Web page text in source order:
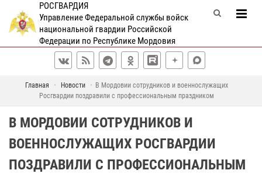
РОСГВАРДИЯ
Управление Федеральной службы войск
национальной гвардии Российской
Федерации по Республике Мордовия
Главная Новости
В Мордовии сотрудников и военнослужащих
Росгвардии поздравили с профессиональным праздником
В МОРДОВИИ СОТРУДНИКОВ И
ВОЕННОСЛУЖАЩИХ РОСГВАРДИИ
ПОЗДРАВИЛИ С ПРОФЕССИОНАЛЬНЫМ